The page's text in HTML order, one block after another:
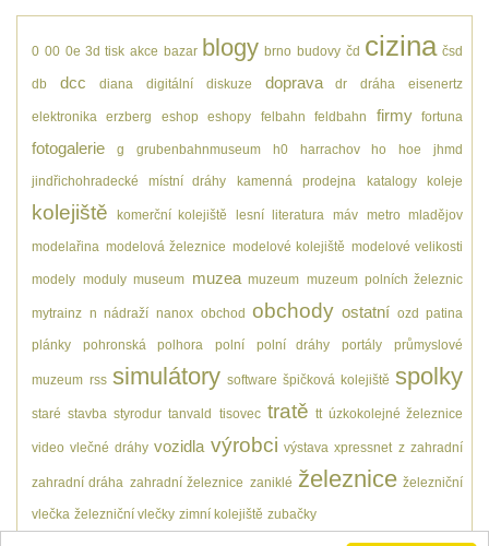
0 00 0e 3d tisk akce bazar blogy brno budovy čd cizina čsd
db dcc diana digitální diskuze doprava dr dráha eisenertz
elektronika erzberg eshop eshopy felbahn feldbahn firmy fortuna
fotogalerie g grubenbahnmuseum h0 harrachov ho hoe jhmd
jindřichohradecké místní dráhy kamenná prodejna katalogy koleje
kolejiště komerční kolejiště lesní literatura máv metro mladějov
modelařina modelová železnice modelové kolejiště modelové velikosti
modely moduly museum muzea muzeum muzeum polních železnic
mytrainz n nádraží nanox obchod obchody ostatní ozd patina
plánky pohronská polhora polní polní dráhy portály průmyslové
muzeum rss simulátory software špičková kolejiště spolky
staré stavba styrodur tanvald tisovec tratě tt úzkokolejné železnice
video vlečné dráhy vozidla výrobci výstava xpressnet z zahradní
zahradní dráha zahradní železnice zaniklé železnice železniční
vlečka železniční vlečky zimní kolejiště zubačky